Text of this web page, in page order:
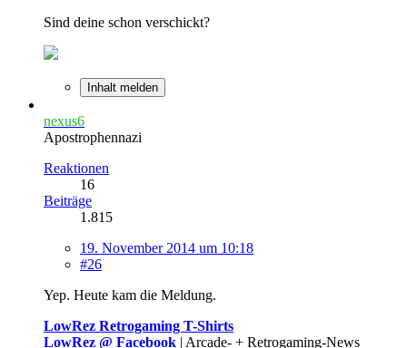
Sind deine schon verschickt?
Inhalt melden
nexus6
Apostrophennazi
Reaktionen
16
Beiträge
1.815
19. November 2014 um 10:18
#26
Yep. Heute kam die Meldung.
LowRez Retrogaming T-Shirts
LowRez @ Facebook | Arcade- + Retrogaming-News